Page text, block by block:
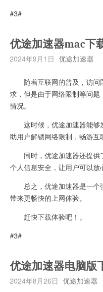
#3#
优途加速器mac下
2024年9月1日 优途加速器
随着互联网的普及，访问
求，但是由于网络限制等问
情况。
这时候，优途加速器能够
助用户解锁网络限制，畅游互
同时，优途加速器还提供
个人信息安全，让用户可以放
总之，优途加速器是一个
带来更畅快的上网体验。
赶快下载体验吧！。
#3#
优途加速器电脑版
2024年8月26日 优途加速器